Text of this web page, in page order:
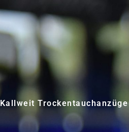
Kallweit Trockentauchanzüge